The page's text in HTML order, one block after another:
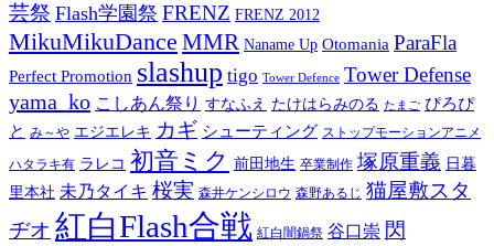
芸祭 Flash学園祭 FRENZ FRENZ 2012
MikuMikuDance MMR Naname Up Otomania ParaFla
Perfect Promotion slashup tigo Tower Defence Tower Defense
yama_ko こしあん祭り すなふえ たけはらみのる たまご ぴろぴ
と み～や エジエレキ カギ シューティング ストップモーションアニメ
ハタラキ有 ラレコ 初音ミク 前田地生 卒業制作 塚原重義 日暮
里本社 未乃タイキ 桜実 森井ケンシロウ 森野あるじ 猫屋敷スタ
ヂオ 紅白Flash合戦 紅白闇鍋祭 谷口崇 閃